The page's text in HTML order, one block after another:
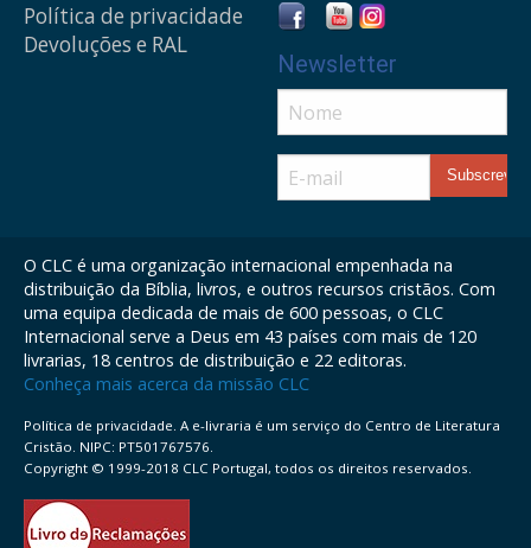
Política de privacidade
Devoluções e RAL
Newsletter
O CLC é uma organização internacional empenhada na
distribuição da Bíblia, livros, e outros recursos cristãos. Com
uma equipa dedicada de mais de 600 pessoas, o CLC
Internacional serve a Deus em 43 países com mais de 120
livrarias, 18 centros de distribuição e 22 editoras.
Conheça mais acerca da missão CLC
Política de privacidade. A e-livraria é um serviço do Centro de Literatura
Cristão. NIPC: PT501767576.
Copyright © 1999-2018 CLC Portugal, todos os direitos reservados.